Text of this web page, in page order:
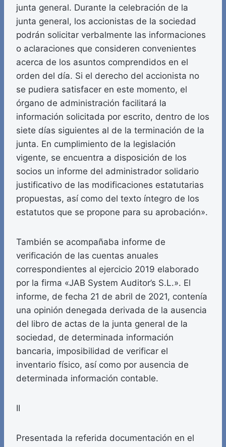
junta general. Durante la celebración de la
junta general, los accionistas de la sociedad
podrán solicitar verbalmente las informaciones
o aclaraciones que consideren convenientes
acerca de los asuntos comprendidos en el
orden del día. Si el derecho del accionista no
se pudiera satisfacer en este momento, el
órgano de administración facilitará la
información solicitada por escrito, dentro de los
siete días siguientes al de la terminación de la
junta. En cumplimiento de la legislación
vigente, se encuentra a disposición de los
socios un informe del administrador solidario
justificativo de las modificaciones estatutarias
propuestas, así como del texto íntegro de los
estatutos que se propone para su aprobación».
También se acompañaba informe de
verificación de las cuentas anuales
correspondientes al ejercicio 2019 elaborado
por la firma «JAB System Auditor’s S.L.». El
informe, de fecha 21 de abril de 2021, contenía
una opinión denegada derivada de la ausencia
del libro de actas de la junta general de la
sociedad, de determinada información
bancaria, imposibilidad de verificar el
inventario físico, así como por ausencia de
determinada información contable.
II
Presentada la referida documentación en el